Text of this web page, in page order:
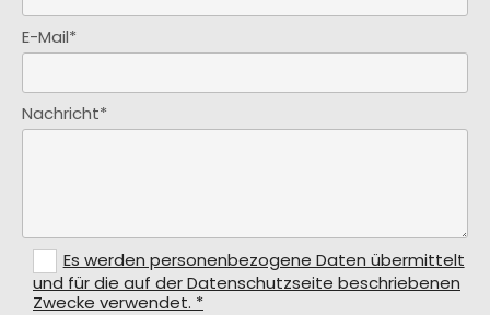
E-Mail*
Nachricht*
Es werden personenbezogene Daten übermittelt
und für die auf der Datenschutzseite beschriebenen
Zwecke verwendet. *